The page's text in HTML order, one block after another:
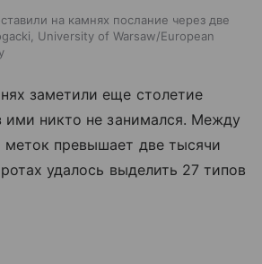
на камнях послание через две
University of Warsaw/European
заметили еще столетие
ими никто не занимался. Между
меток превышает две тысячи
удалось выделить 27 типов